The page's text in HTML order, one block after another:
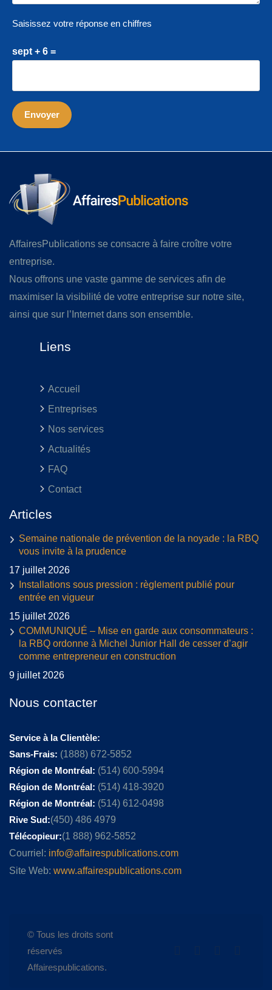
Saisissez votre réponse en chiffres
sept + 6 =
AffairesPublications se consacre à faire croître votre
entreprise.
Nous offrons une vaste gamme de services afin de
maximiser la visibilité de votre entreprise sur notre site,
ainsi que sur l’Internet dans son ensemble.
Liens
Accueil
Entreprises
Nos services
Actualités
FAQ
Contact
Articles
Semaine nationale de prévention de la noyade : la RBQ
vous invite à la prudence
17 juillet 2026
Installations sous pression : règlement publié pour
entrée en vigueur
15 juillet 2026
COMMUNIQUÉ – Mise en garde aux consommateurs :
la RBQ ordonne à Michel Junior Hall de cesser d’agir
comme entrepreneur en construction
9 juillet 2026
Nous contacter
Service à la Clientèle:
Sans-Frais: (1888) 672-5852
Région de Montréal: (514) 600-5994
Région de Montréal: (514) 418-3920
Région de Montréal: (514) 612-0498
Rive Sud:(450) 486 4979
Télécopieur:(1 888) 962-5852
Courriel: info@affairespublications.com
Site Web: www.affairespublications.com
© Tous les droits sont
réservés
Affairespublications.